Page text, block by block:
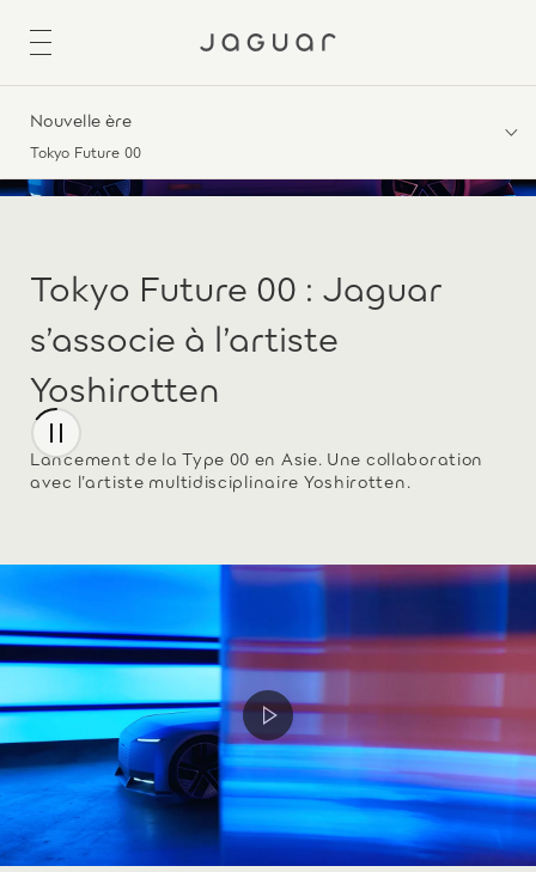
Nouvelle ère
Tokyo Future 00
Tokyo Future 00 : Jaguar
s’associe à l’artiste
Yoshirotten
Lancement de la Type 00 en Asie. Une collaboration
avec l’artiste multidisciplinaire Yoshirotten.